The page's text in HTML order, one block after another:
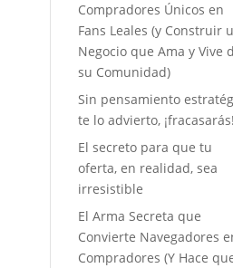
Compradores Únicos en
Fans Leales (y Construir
Negocio que Ama y Vive
su Comunidad)
Sin pensamiento
te lo advierto, ¡fracasarás!
El secreto para que tu
oferta, en realidad, sea
irresistible
El Arma Secreta que
Convierte Navegadores
Compradores (Y Hace